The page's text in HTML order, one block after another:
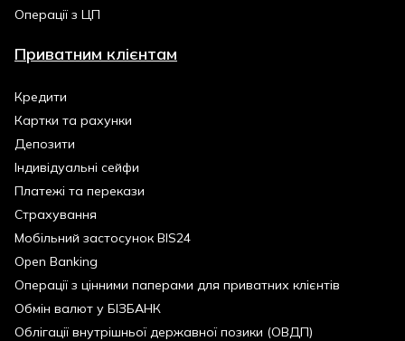
Операції з ЦП
Приватним клієнтам
Кредити
Картки та рахунки
Депозити
Індивідуальні сейфи
Платежі та перекази
Страхування
Мобільний застосунок BIS24
Open Banking
Операції з цінними паперами для приватних клієнтів
Обмін валют у БІЗБАНК
Облігації внутрішньої державної позики (ОВДП)